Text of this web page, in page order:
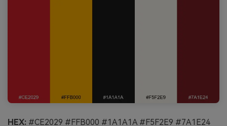
HEX: #CE2029 #FFB000 #1A1A1A #F5F2E9 #7A1E24